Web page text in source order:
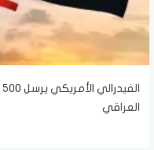
العراقي